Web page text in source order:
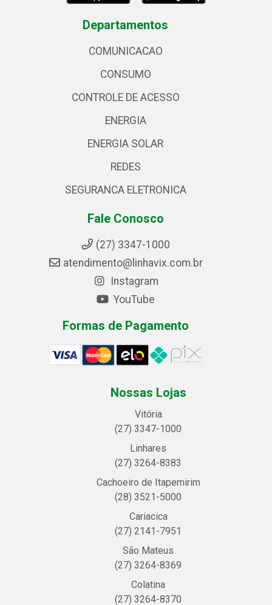
Departamentos
COMUNICACAO
CONSUMO
CONTROLE DE ACESSO
ENERGIA
ENERGIA SOLAR
REDES
SEGURANCA ELETRONICA
Fale Conosco
(27) 3347-1000
atendimento@linhavix.com.br
Instagram
YouTube
Formas de Pagamento
Nossas Lojas
Vitória
(27) 3347-1000
Linhares
(27) 3264-8383
Cachoeiro de Itapemirim
(28) 3521-5000
Cariacica
(27) 2141-7951
São Mateus
(27) 3264-8369
Colatina
(27) 3264-8370